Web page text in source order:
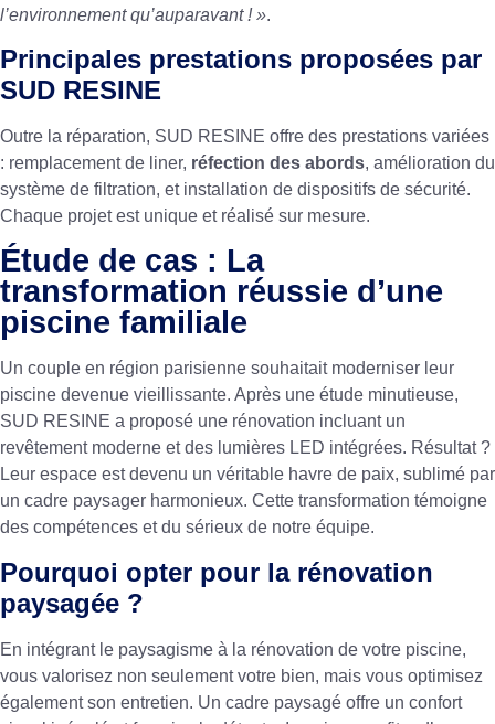
l’environnement qu’auparavant ! ».
Principales prestations proposées par
SUD RESINE
Outre la réparation, SUD RESINE offre des prestations variées
: remplacement de liner, réfection des abords, amélioration du
système de filtration, et installation de dispositifs de sécurité.
Chaque projet est unique et réalisé sur mesure.
Étude de cas : La
transformation réussie d’une
piscine familiale
Un couple en région parisienne souhaitait moderniser leur
piscine devenue vieillissante. Après une étude minutieuse,
SUD RESINE a proposé une rénovation incluant un
revêtement moderne et des lumières LED intégrées. Résultat ?
Leur espace est devenu un véritable havre de paix, sublimé par
un cadre paysager harmonieux. Cette transformation témoigne
des compétences et du sérieux de notre équipe.
Pourquoi opter pour la rénovation
paysagée ?
En intégrant le paysagisme à la rénovation de votre piscine,
vous valorisez non seulement votre bien, mais vous optimisez
également son entretien. Un cadre paysagé offre un confort